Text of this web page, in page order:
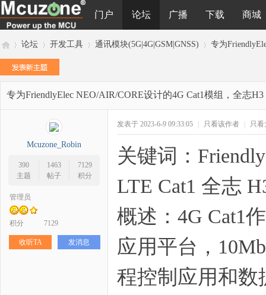
门户 论坛 广播 下载 商城
M »
论坛
›
开发工具
›
通讯模块(5G|4G|GSM|GNSS)
›
专为
专为FriendlyElec NEO/AIR/CORE设计的4G Cat1模组，全志H3
Mcuzone_Robin
390
主题
1463
帖子
7129
积分
管理员
积分 7129
收听TA 发消息
发表于 2023-6-9 09:33:05 只看该作者 只看
关键词：
LTE Cat1 全志
概述：4G Cat1
应用平台，
程控制应用和数